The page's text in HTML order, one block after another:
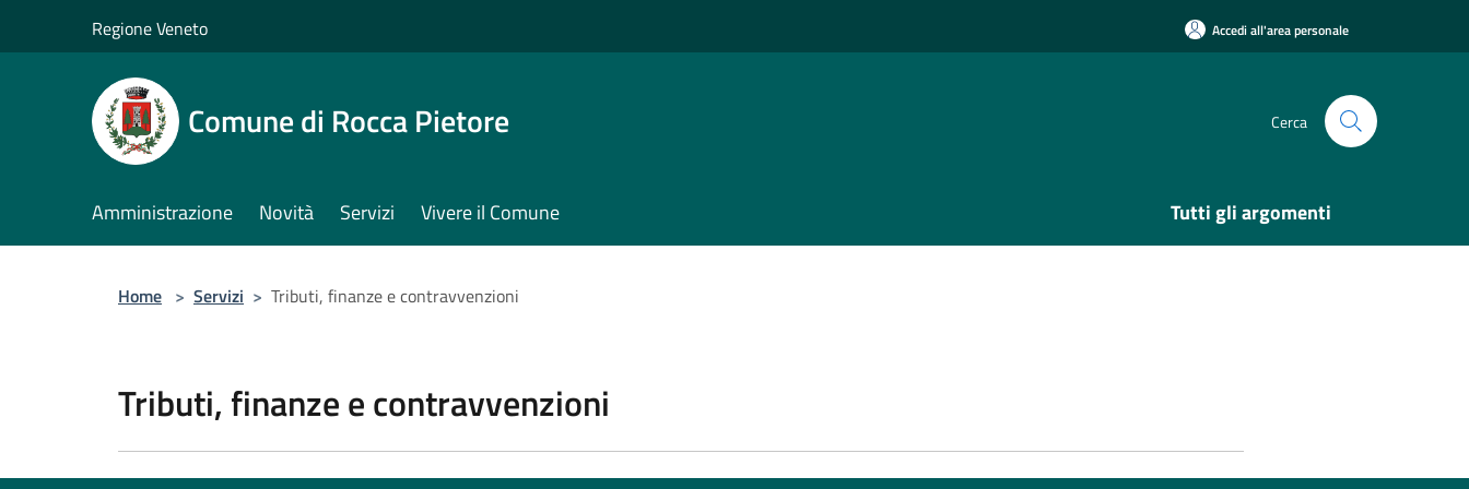
Regione Veneto Accedi all'area personale
Comune di Rocca Pietore Cerca
Amministrazione Novità Servizi Vivere il Comune Tutti gli argomenti
Home > Servizi > Tributi, finanze e contravvenzioni
Tributi, finanze e contravvenzioni